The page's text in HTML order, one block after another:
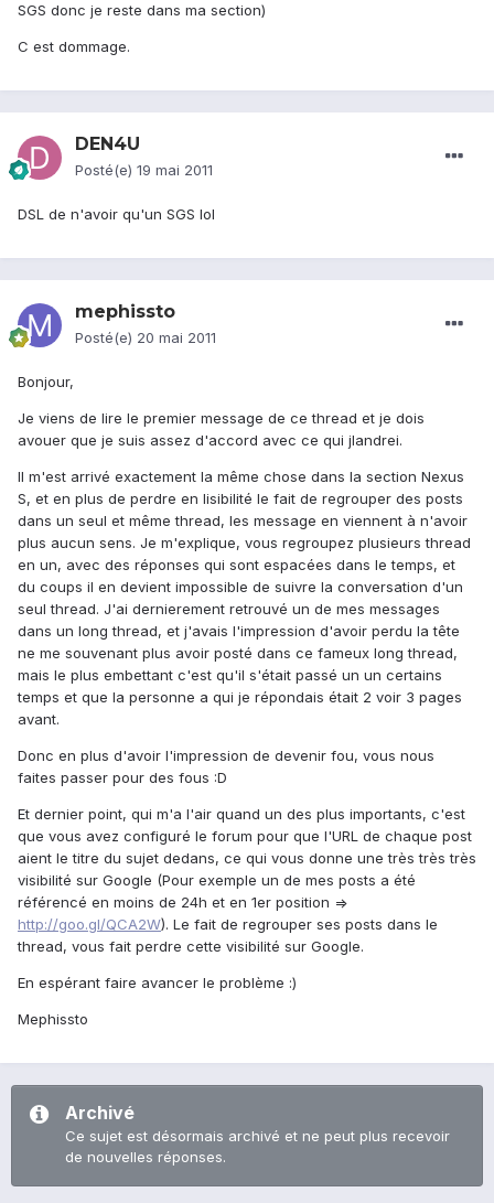
SGS donc je reste dans ma section)
C est dommage.
DEN4U
Posté(e) 19 mai 2011
DSL de n'avoir qu'un SGS lol
mephissto
Posté(e) 20 mai 2011
Bonjour,
Je viens de lire le premier message de ce thread et je dois
avouer que je suis assez d'accord avec ce qui jlandrei.
Il m'est arrivé exactement la même chose dans la section Nexus
S, et en plus de perdre en lisibilité le fait de regrouper des posts
dans un seul et même thread, les message en viennent à n'avoir
plus aucun sens. Je m'explique, vous regroupez plusieurs thread
en un, avec des réponses qui sont espacées dans le temps, et
du coups il en devient impossible de suivre la conversation d'un
seul thread. J'ai dernierement retrouvé un de mes messages
dans un long thread, et j'avais l'impression d'avoir perdu la tête
ne me souvenant plus avoir posté dans ce fameux long thread,
mais le plus embettant c'est qu'il s'était passé un un certains
temps et que la personne a qui je répondais était 2 voir 3 pages
avant.
Donc en plus d'avoir l'impression de devenir fou, vous nous
faites passer pour des fous :D
Et dernier point, qui m'a l'air quand un des plus importants, c'est
que vous avez configuré le forum pour que l'URL de chaque post
aient le titre du sujet dedans, ce qui vous donne une très très très
visibilité sur Google (Pour exemple un de mes posts a été
référencé en moins de 24h et en 1er position =>
http://goo.gl/QCA2W). Le fait de regrouper ses posts dans le
thread, vous fait perdre cette visibilité sur Google.
En espérant faire avancer le problème :)
Mephissto
Archivé
Ce sujet est désormais archivé et ne peut plus recevoir
de nouvelles réponses.